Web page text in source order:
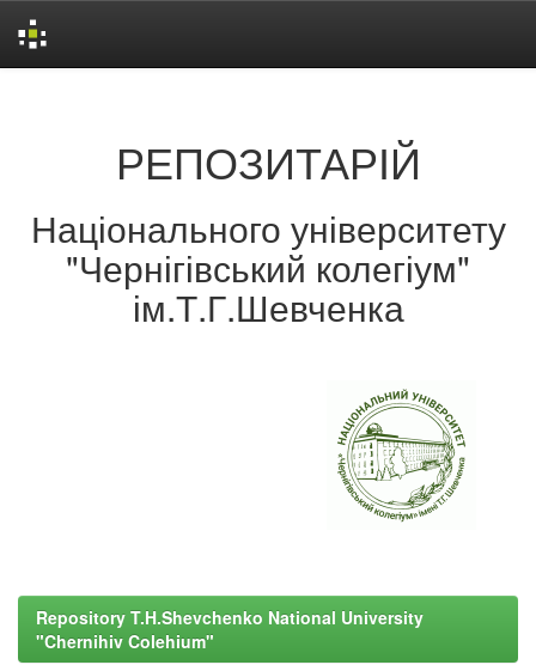
РЕПОЗИТАРІЙ
Національного університету
"Чернігівський колегіум"
ім.Т.Г.Шевченка
Repository T.H.Shevchenko National University
"Chernihiv Colehium"